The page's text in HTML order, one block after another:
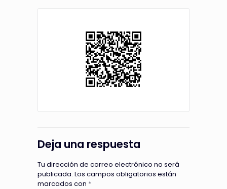
Deja una respuesta
Tu dirección de correo electrónico no será
publicada. Los campos obligatorios están
marcados con *